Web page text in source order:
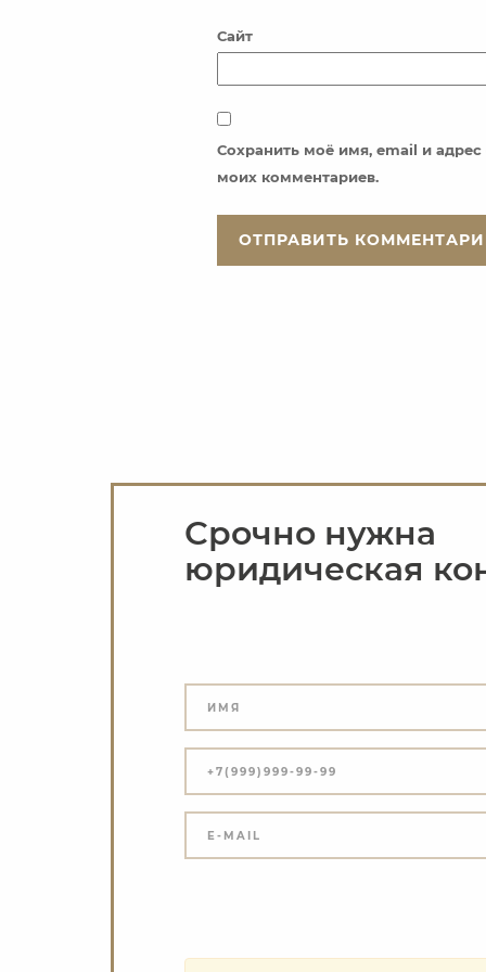
Сайт
Сохранить моё имя, email и
моих комментариев.
Срочно нужна
юридическая